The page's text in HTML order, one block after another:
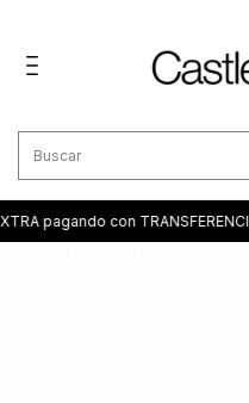
pagando con TRANSFERENCIA